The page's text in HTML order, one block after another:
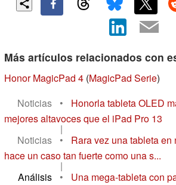
Más artículos relacionados con
Honor MagicPad 4 (MagicPad Serie)
Noticias
•
Honorla tableta OLED
mejores altavoces que el iPad Pro 13
|
Noticias
•
Rara vez una tableta en
hace un caso tan fuerte como una s...
|
Análisis
•
Una mega-tableta con